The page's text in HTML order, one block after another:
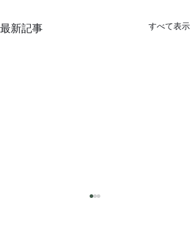
最新記事 すべて表示